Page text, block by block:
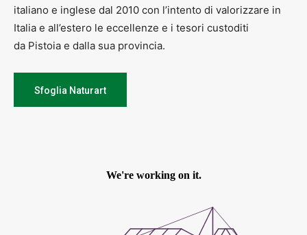
italiano e inglese dal 2010 con l’intento di valorizzare in
Italia e all’estero le eccellenze e i tesori custoditi
da Pistoia e dalla sua provincia.
Sfoglia Naturart